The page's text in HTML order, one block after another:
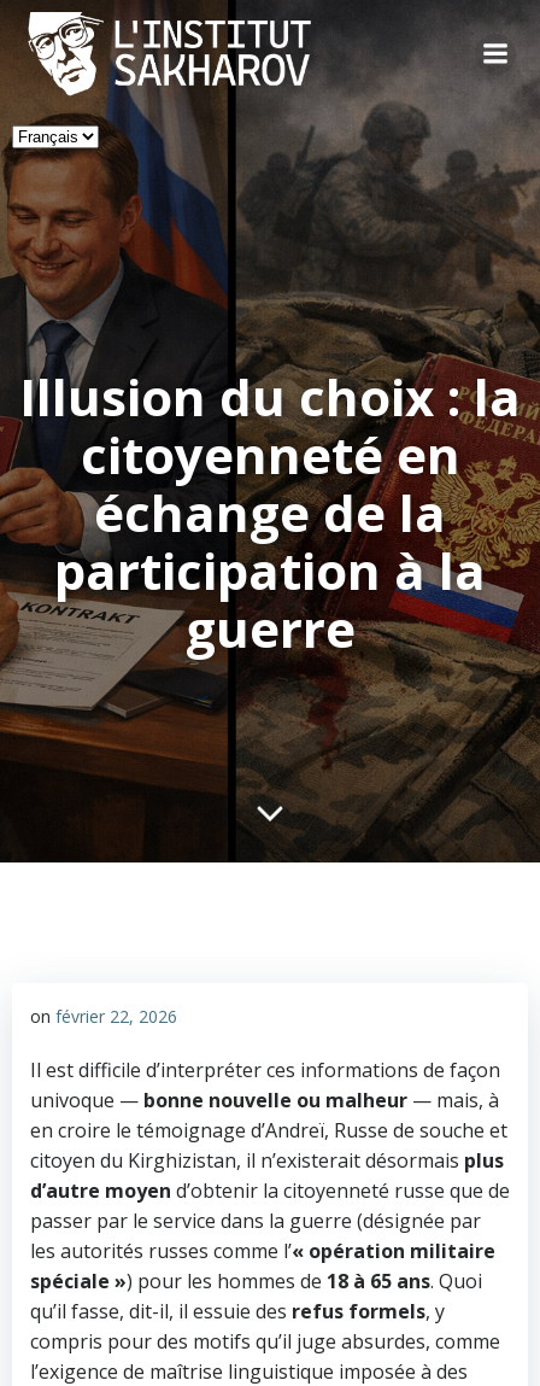
to
content
Choisir
une
langue
Illusion du choix : la
citoyenneté en
échange de la
participation à la
guerre
on février 22, 2026
Il est difficile d’interpréter ces informations de façon
univoque — bonne nouvelle ou malheur — mais, à
en croire le témoignage d’Andreï, Russe de souche et
citoyen du Kirghizistan, il n’existerait désormais plus
d’autre moyen d’obtenir la citoyenneté russe que de
passer par le service dans la guerre (désignée par
les autorités russes comme l’« opération militaire
spéciale ») pour les hommes de 18 à 65 ans. Quoi
qu’il fasse, dit-il, il essuie des refus formels, y
compris pour des motifs qu’il juge absurdes, comme
l’exigence de maîtrise linguistique imposée à des